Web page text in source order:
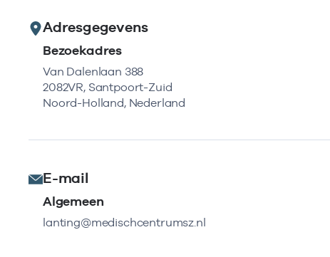
Adresgegevens
Bezoekadres
Van Dalenlaan 388
2082VR, Santpoort-Zuid
Noord-Holland, Nederland
E-mail
Algemeen
lanting@medischcentrumsz.nl